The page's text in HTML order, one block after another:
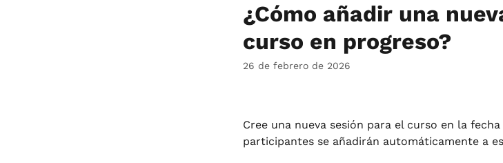
¿Cómo añadir una
curso en progreso?
26 de febrero de 2026
Cree una nueva sesión para el curso en la
participantes se añadirán automáticamente a